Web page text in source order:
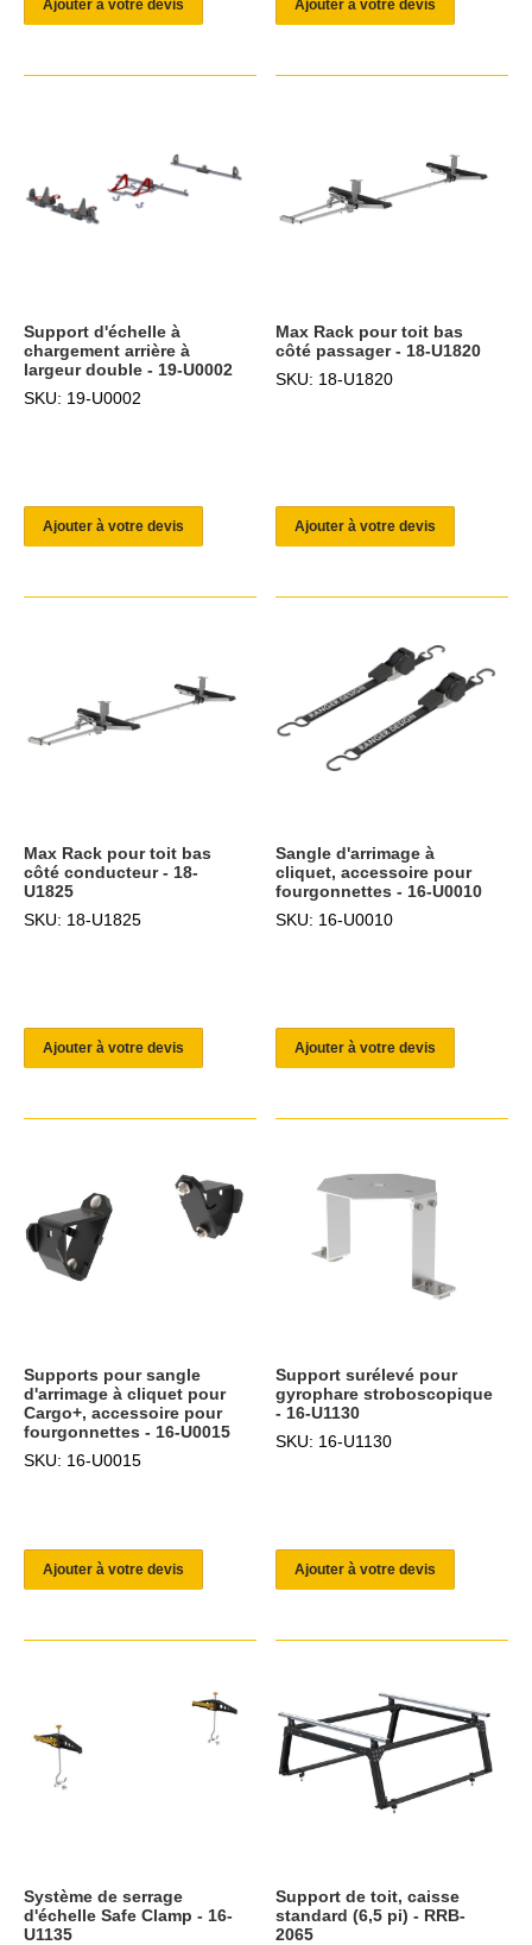
Ajouter à votre devis Ajouter à votre devis
Support d'échelle à
chargement arrière à
largeur double - 19-U0002
SKU: 19-U0002
Ajouter à votre devis
Max Rack pour toit bas
côté passager - 18-U1820
SKU: 18-U1820
Ajouter à votre devis
Max Rack pour toit bas
côté conducteur - 18-
U1825
SKU: 18-U1825
Ajouter à votre devis
Sangle d'arrimage à
cliquet, accessoire pour
fourgonnettes - 16-U0010
SKU: 16-U0010
Ajouter à votre devis
Supports pour sangle
d'arrimage à cliquet pour
Cargo+, accessoire pour
fourgonnettes - 16-U0015
SKU: 16-U0015
Ajouter à votre devis
Support surélevé pour
gyrophare stroboscopique
- 16-U1130
SKU: 16-U1130
Ajouter à votre devis
Système de serrage
d'échelle Safe Clamp - 16-
U1135
Support de toit, caisse
standard (6,5 pi) - RRB-
2065